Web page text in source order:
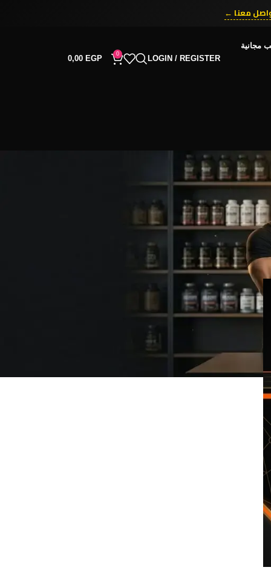
مجانية
LOGIN / REGISTER
0
0,00 EGP
RECENT COMMENTS
معنا ←